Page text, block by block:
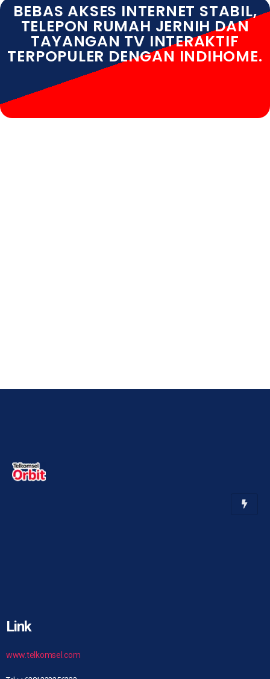
BEBAS AKSES INTERNET STABIL,
TELEPON RUMAH JERNIH DAN
TAYANGAN TV INTERAKTIF
TERPOPULER DENGAN INDIHOME.
Link
www.telkomsel.com